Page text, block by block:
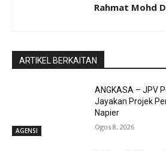
Rahmat Mohd
ARTIKEL BERKAITAN
AGENSI
ANGKASA – JPV
Jayakan Projek
Napier
Ogos 8, 2026